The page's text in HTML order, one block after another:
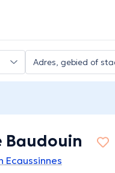
Baudouin
Ecaussinnes